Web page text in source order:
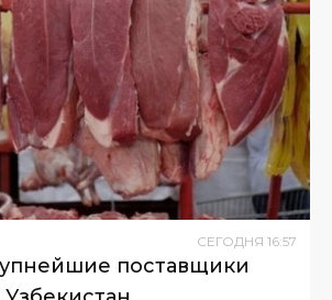
СЕГОДНЯ 16:57
поставщики